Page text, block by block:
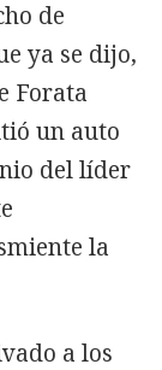
de
ya se dijo,
Forata
un auto
del líder
la
a los